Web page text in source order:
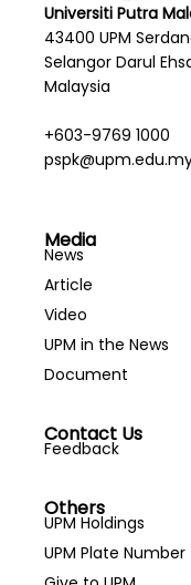
Universiti Putra
43400 UPM
Selangor Darul
Malaysia
+603-9769 1000
Media
News
Article
Video
UPM in the News
Document
Contact Us
Feedback
Others
UPM Holdings
UPM Plate Number